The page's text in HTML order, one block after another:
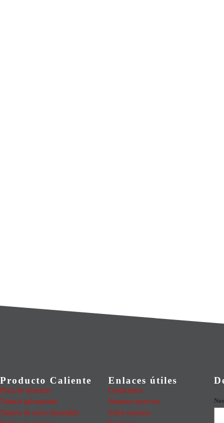
Producto Caliente
Placa de aluminio
Tubería galvanizada
Tubería de acero inoxidable
Enlaces útiles
Contáctenos
Nuestros servicios
Sobre nosotros